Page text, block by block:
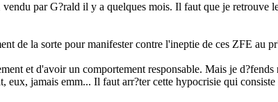
par G?rald il y a quelques mois. Il faut que je retrouve
de la sorte pour manifester contre l'ineptie de ces ZFE au
et d'avoir un comportement responsable. Mais je
eux, jamais emm... Il faut arr?ter cette hypocrisie qui